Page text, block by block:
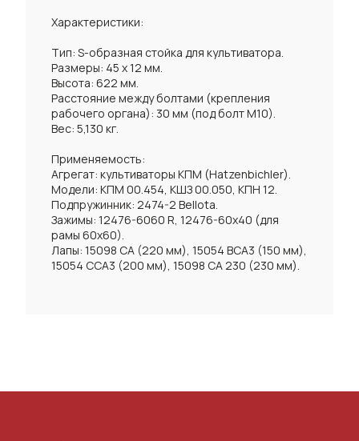
Характеристики:
Тип: S-образная стойка для культиватора.
Размеры: 45 x 12 мм.
Высота: 622 мм.
Расстояние между болтами (крепления
рабочего органа): 30 мм (под болт М10).
Вес: 5,130 кг.
Применяемость:
Агрегат: культиваторы КПМ (Hatzenbichler).
Модели: КПМ 00.454, КШЗ 00.050, КПН 12.
Подпружинник: 2474-2 Bellota.
Зажимы: 12476-6060 R, 12476-60х40 (для
рамы 60х60).
Лапы: 15098 СА (220 мм), 15054 BCA3 (150 мм),
15054 ССА3 (200 мм), 15098 СА 230 (230 мм).